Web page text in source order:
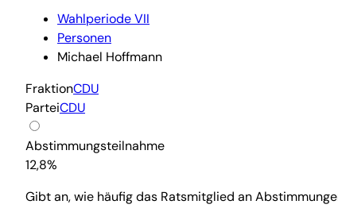
Wahlperiode VII
Personen
Michael Hoffmann
FraktionCDU
ParteiCDU
Abstimmungsteilnahme
12,8%
Gibt an, wie häufig das Ratsmitglied an